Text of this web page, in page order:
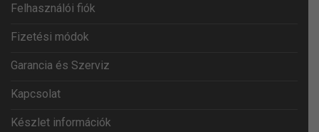
Felhasználói fiók
Fizetési módok
Garancia és Szerviz
Kapcsolat
Készlet információk